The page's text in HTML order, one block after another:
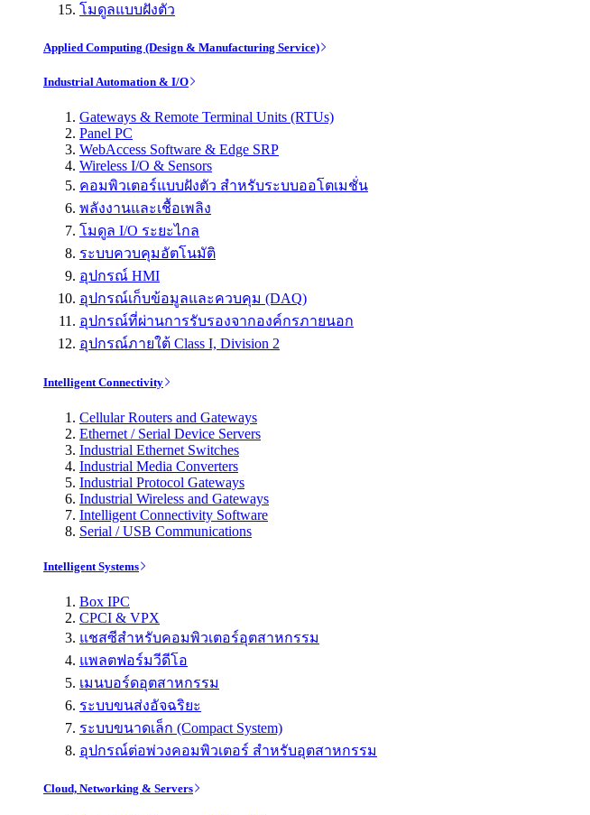
โมดูลแบบฝังตัว
Applied Computing (Design & Manufacturing Service)
Industrial Automation & I/O
Gateways & Remote Terminal Units (RTUs)
Panel PC
WebAccess Software & Edge SRP
Wireless I/O & Sensors
คอมพิวเตอร์แบบฝังตัว สำหรับระบบออโตเมชั่น
พลังงานและเชื้อเพลิง
โมดูล I/O ระยะไกล
ระบบควบคุมอัตโนมัติ
อุปกรณ์ HMI
อุปกรณ์เก็บข้อมูลและควบคุม (DAQ)
อุปกรณ์ที่ผ่านการรับรองจากองค์กรภายนอก
อุปกรณ์ภายใต้ Class I, Division 2
Intelligent Connectivity
Cellular Routers and Gateways
Ethernet / Serial Device Servers
Industrial Ethernet Switches
Industrial Media Converters
Industrial Protocol Gateways
Industrial Wireless and Gateways
Intelligent Connectivity Software
Serial / USB Communications
Intelligent Systems
Box IPC
CPCI & VPX
แชสซีสำหรับคอมพิวเตอร์อุตสาหกรรม
แพลตฟอร์มวีดีโอ
เมนบอร์ดอุตสาหกรรม
ระบบขนส่งอัจฉริยะ
ระบบขนาดเล็ก (Compact System)
อุปกรณ์ต่อพ่วงคอมพิวเตอร์ สำหรับอุตสาหกรรม
Cloud, Networking & Servers